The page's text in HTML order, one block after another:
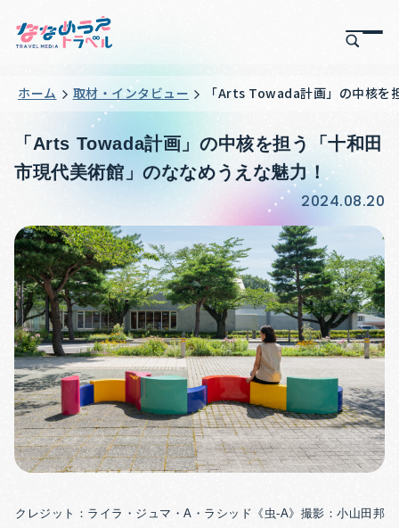
ホーム 取材・インタビュー 「Arts Towada計画」の中核を
「Arts Towada計画」の中核を担う「十和田
市現代美術館」のななめうえな魅力！
2024.08.20
クレジット：ライラ・ジュマ・A・ラシッド《虫-A》撮影：小山田邦